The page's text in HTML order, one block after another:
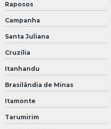
Raposos
Campanha
Santa Juliana
Cruzília
Itanhandu
Brasilândia de Minas
Itamonte
Tarumirim